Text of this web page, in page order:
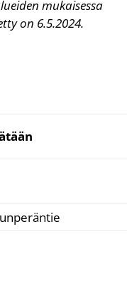
mukaisessa
on 6.5.2024.